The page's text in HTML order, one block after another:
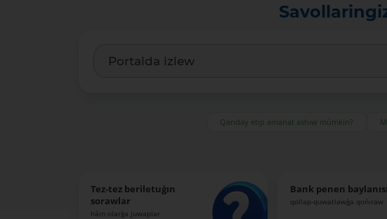
Qanday etip amanat ashıw múmkin?
Tez-tez beriletuǵın
sorawlar
hám olarǵa juwaplar
Bank penen
qollap-quwatlawǵa qońıraw